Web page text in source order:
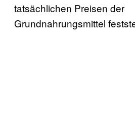
tatsächlichen Preisen der
Grundnahrungsmittel